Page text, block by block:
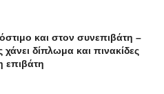
και στον συνεπιβάτη –
δίπλωμα και πινακίδες
επιβάτη